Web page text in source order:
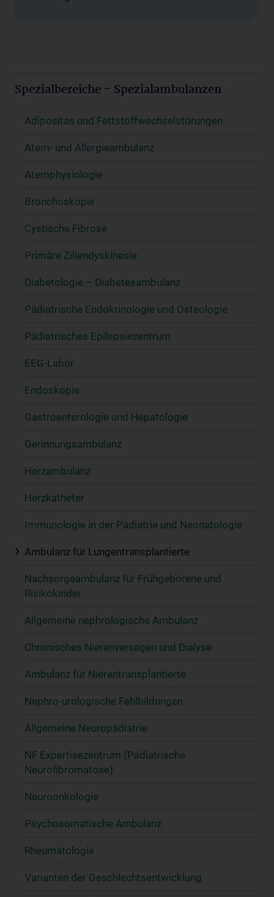
Spezialbereiche – Spezialambulanzen
Adipositas und Fettstoffwechselstörungen
Atem- und Allergieambulanz
Atemphysiologie
Bronchoskopie
Cystische Fibrose
Primäre Ziliendyskinesie
Diabetologie – Diabetesambulanz
Pädiatrische Endokrinologie und Osteologie
Pädiatrisches Epilepsiezentrum
EEG-Labor
Endoskopie
Gastroenterologie und Hepatologie
Gerinnungsambulanz
Herzambulanz
Herzkatheter
Immunologie in der Pädiatrie und Neonatologie
Ambulanz für Lungentransplantierte
Nachsorgeambulanz für Frühgeborene und
Risikokinder
Allgemeine nephrologische Ambulanz
Chronisches Nierenversagen und Dialyse
Ambulanz für Nierentransplantierte
Nephro-urologische Fehlbildungen
Allgemeine Neuropädiatrie
NF Expertisezentrum (Pädiatrische
Neurofibromatose)
Neuroonkologie
Psychosomatische Ambulanz
Rheumatologie
Varianten der Geschlechtsentwicklung